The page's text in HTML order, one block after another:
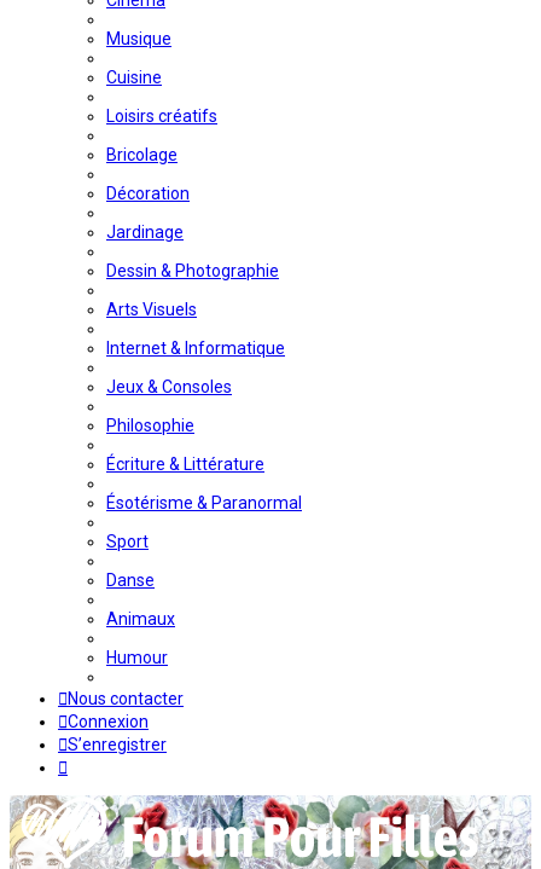
Musique
Cuisine
Loisirs créatifs
Bricolage
Décoration
Jardinage
Dessin & Photographie
Arts Visuels
Internet & Informatique
Jeux & Consoles
Philosophie
Écriture & Littérature
Ésotérisme & Paranormal
Sport
Danse
Animaux
Humour
Nous contacter
Connexion
S’enregistrer